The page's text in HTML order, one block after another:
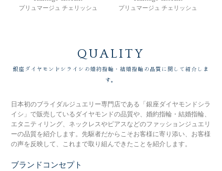
プリュマージュ チェリッシュ
プリュマージュ チェリッシュ
QUALITY
銀座ダイヤモンドシライシの婚約指輪・結婚指輪の品質に関して紹介しま
す。
日本初のブライダルジュエリー専門店である「銀座ダイヤモンドシラ
イシ」で販売しているダイヤモンドの品質や、婚約指輪・結婚指輪、
エタニティリング、ネックレスやピアスなどのファッションジュエリ
ーの品質を紹介します。先駆者だからこそお客様に寄り添い、お客様
の声を反映して、これまで取り組んできたことを紹介します。
ブランドコンセプト